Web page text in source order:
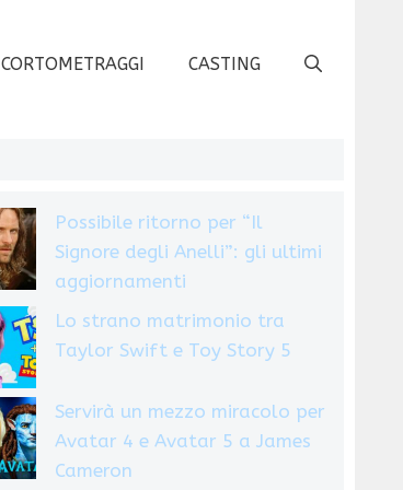
CORTOMETRAGGI CASTING
Possibile ritorno per “Il
Signore degli Anelli”: gli ultimi
aggiornamenti
Lo strano matrimonio tra
Taylor Swift e Toy Story 5
Servirà un mezzo miracolo per
Avatar 4 e Avatar 5 a James
Cameron